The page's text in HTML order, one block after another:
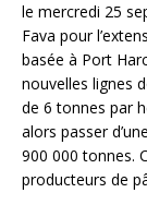
le mercredi 25
Fava pour
basée à Port
nouvelles lignes
de 6 tonnes par
alors passer
900 000 tonnes.
producteurs de